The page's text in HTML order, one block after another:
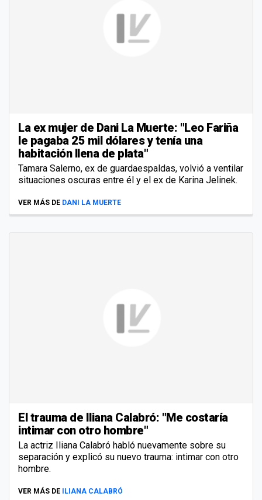
La ex mujer de Dani La Muerte: "Leo Fariña
le pagaba 25 mil dólares y tenía una
habitación llena de plata"
Tamara Salerno, ex de guardaespaldas, volvió a ventilar
situaciones oscuras entre él y el ex de Karina Jelinek.
VER MÁS DE DANI LA MUERTE
El trauma de Iliana Calabró: "Me costaría
intimar con otro hombre"
La actriz Iliana Calabró habló nuevamente sobre su
separación y explicó su nuevo trauma: intimar con otro
hombre.
VER MÁS DE ILIANA CALABRÓ